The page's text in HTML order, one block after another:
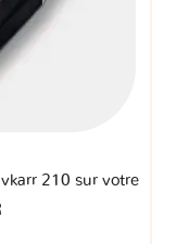
210 sur votre